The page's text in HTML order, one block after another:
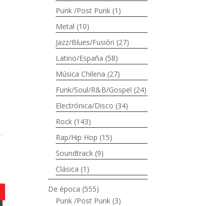
Punk /Post Punk (1)
Metal (10)
Jazz/Blues/Fusión (27)
Latino/España (58)
Música Chilena (27)
Funk/Soul/R&B/Gospel (24)
Electrónica/Disco (34)
Rock (143)
Rap/Hip Hop (15)
Soundtrack (9)
Clásica (1)
De época (555)
Punk /Post Punk (3)